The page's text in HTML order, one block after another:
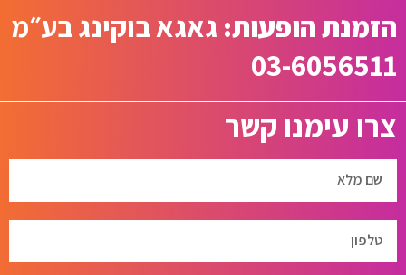
הזמנת הופעות: גאגא בוקינג בע״מ
03-6056511
צרו עימנו קשר